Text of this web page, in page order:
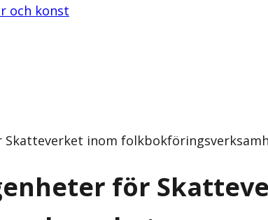
och konst
inom
för